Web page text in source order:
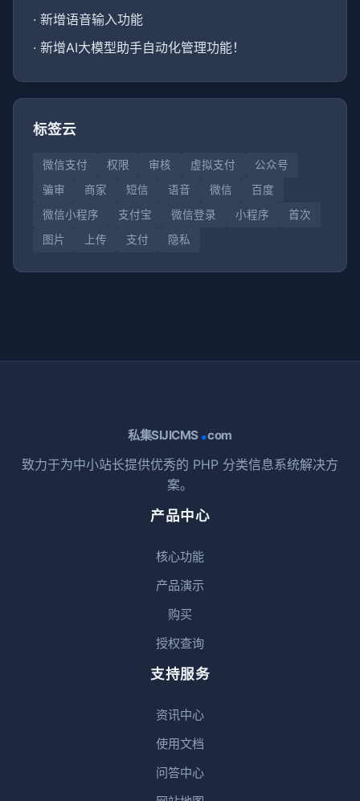
· 新增语音输入功能
· 新增AI大模型助手自动化管理功能！
标签云
微信支付 权限 审核 虚拟支付
公众号
骗审
商家 短信 语音 微信
百度
微信小程序
支付宝 微信登录 小程序
首次
图片
上传 支付 隐私
私集SIJICMS .com
致力于为中小站长提供优秀的 PHP 分类信息系统解决方
案。
产品中心
核心功能
产品演示
购买
授权查询
支持服务
资讯中心
使用文档
问答中心